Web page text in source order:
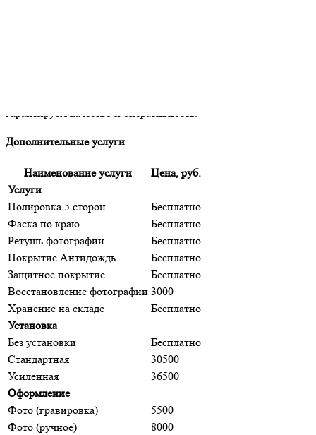
Дополнительные услуги
Наименование услуги
Цена, руб.
Услуги
Полировка 5 сторон
Бесплатно
Фаска по краю
Бесплатно
Ретушь фотографии
Бесплатно
Покрытие Антидождь
Бесплатно
Защитное покрытие
Бесплатно
Восстановление фотографии 3000
Хранение на складе
Бесплатно
Установка
Без установки
Бесплатно
Стандартная
30500
Усиленная
36500
Оформление
Фото (гравировка)
5500
Фото (ручное)
8000